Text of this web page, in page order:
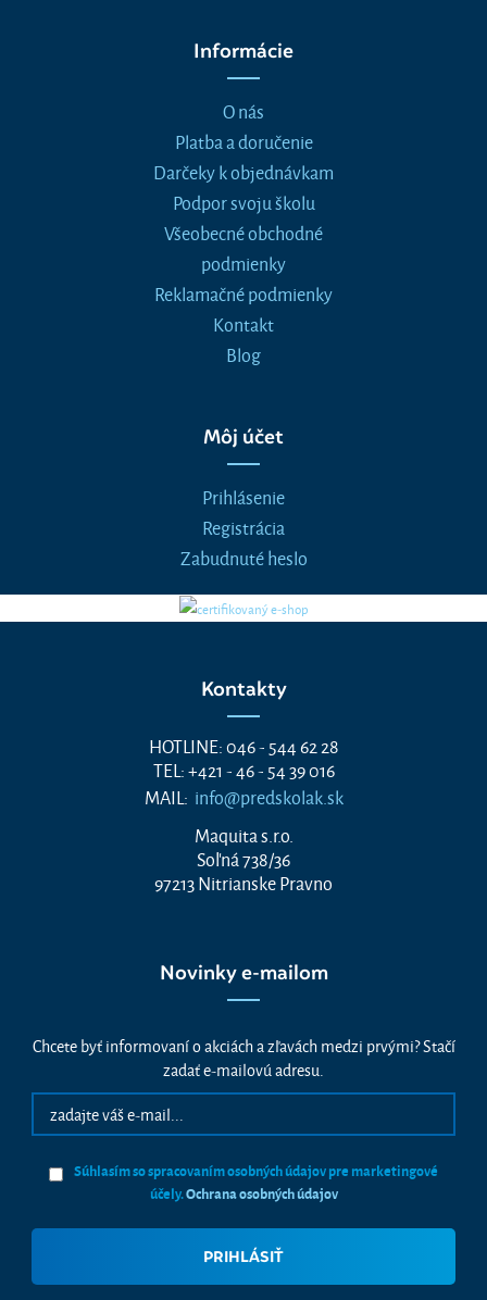
Informácie
O nás
Platba a doručenie
Darčeky k objednávkam
Podpor svoju školu
Všeobecné obchodné
podmienky
Reklamačné podmienky
Kontakt
Blog
Môj účet
Prihlásenie
Registrácia
Zabudnuté heslo
Kontakty
HOTLINE: 046 - 544 62 28
TEL: +421 - 46 - 54 39 016
MAIL: info@predskolak.sk
Maquita s.r.o.
Soľná 738/36
97213 Nitrianske Pravno
Novinky e-mailom
Chcete byť informovaní o akciách a zľavách medzi prvými? Stačí
zadať e-mailovú adresu.
Súhlasím so spracovaním osobných údajov pre marketingové
účely.Ochrana osobných údajov